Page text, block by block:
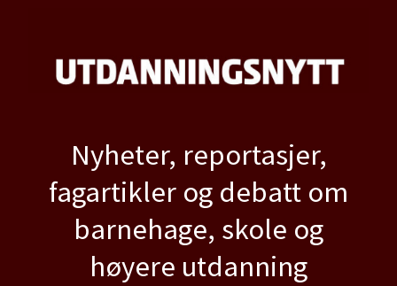
Nyheter, reportasjer,
fagartikler og debatt om
barnehage, skole og
høyere utdanning